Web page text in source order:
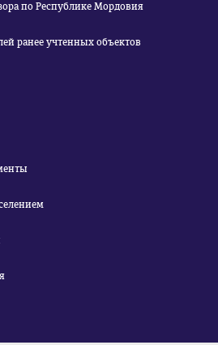
по Республике Мордовия
ранее учтенных объектов